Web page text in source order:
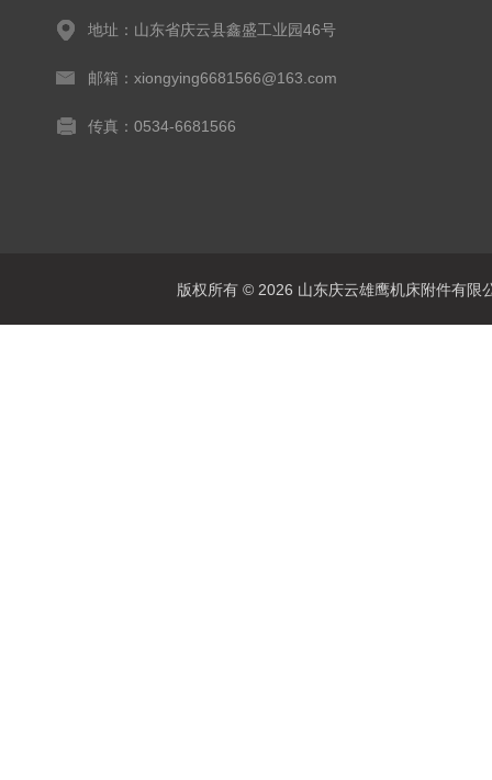
地址：山东省庆云县鑫盛工业园46号
邮箱：xiongying6681566@163.com
传真：0534-6681566
版权所有 © 2026 山东庆云雄鹰机床附件有